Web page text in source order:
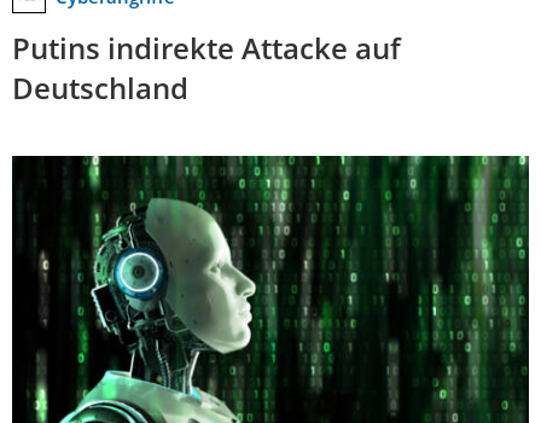
Putins indirekte Attacke auf
Deutschland